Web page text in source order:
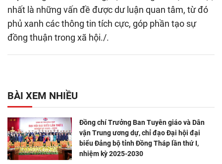
nhất là những vấn đề được dư luận quan tâm, từ đó
phủ xanh các thông tin tích cực, góp phần tạo sự
đồng thuận trong xã hội./.
BÀI XEM NHIỀU
Đồng chí Trưởng Ban Tuyên giáo và Dân
vận Trung ương dự, chỉ đạo Đại hội đại
biểu Đảng bộ tỉnh Đồng Tháp lần thứ I,
nhiệm kỳ 2025-2030